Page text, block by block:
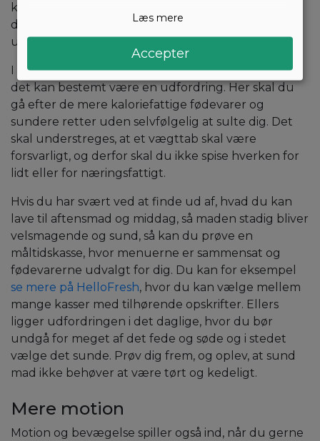
kalorier du indtager hver dag. Finder du ud af, at
du får mere end de 2000/2400, så er det ikke så
underligt, at du har svært ved at tabe dig.
I så fald skal du til at sammensætte en ny kost, og
det kan bestemt være en udfordring. Her skal du
gå efter de mere kaloriefattige fødevarer og
sundere retter uden selvfølgelig at sulte dig. Det
skal understreges, at et vægttab skal være
forsvarligt, og derfor skal du ikke spise hverken for
lidt eller for næringsfattigt.
Hvis du har svært ved at finde ud af, hvad du kan
lave til aftensmad og middag, så maden stadig bliver
velsmagende og sund, så kan du prøve en
måltidskasse, hvor menuerne er sammensat og
fødevarerne udvalgt for dig. Du kan for eksempel
se mere på HelloFresh, hvor du kan vælge mellem
mange kasser med tilhørende opskrifter. Ellers
ligger udfordringen i det daglige, hvor du bør
undgå for meget af det fede og søde og i stedet
vælge det sunde. Prøv dig frem, og oplev, at sund
mad ikke behøver at være tørt og kedeligt.
Mere motion
Motion og bevægelse spiller også ind, når du gerne
Læs mere
Accepter